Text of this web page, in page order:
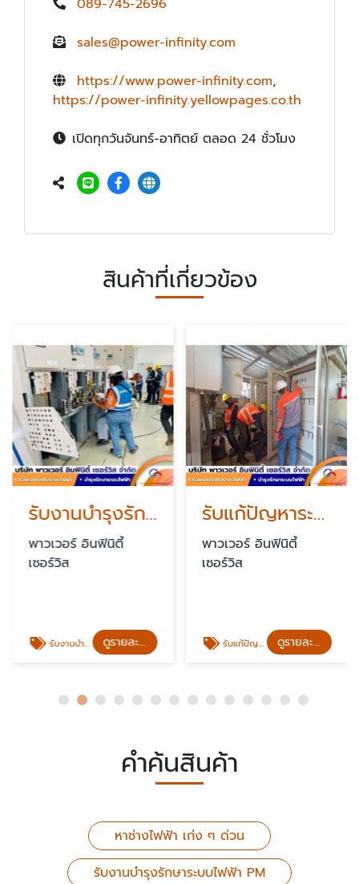
089-745-2696
sales@power-infinity.com
https://www.power-infinity.com,
https://power-infinity.yellowpages.co.th
เปิดทุกวันจันทร์-อาทิตย์ ตลอด 24 ชั่วโมง
สินค้าที่เกี่ยวข้อง
รับงานบำรุงรักษาระบบไฟฟ้า PM
พาวเวอร์ อินฟินิตี้
เซอร์วิส
รับงานบำรุงรักษาระบบไฟฟ้า PM ดูรายละเอียด
รับแก้ปัญหาระบบไฟฟ้าขัดข้องฉุกเฉิน standby 24 ชั่วโมง
พาวเวอร์ อินฟินิตี้
เซอร์วิส
รับแก้ปัญหาระบบไฟฟ้าขัดข้องฉุกเฉิน standby 24 ชั่วโมง ดูรายละเอียด
คำค้นสินค้า
หาช่างไฟฟ้า เก่ง ๆ ด่วน
รับงานบำรุงรักษาระบบไฟฟ้า PM